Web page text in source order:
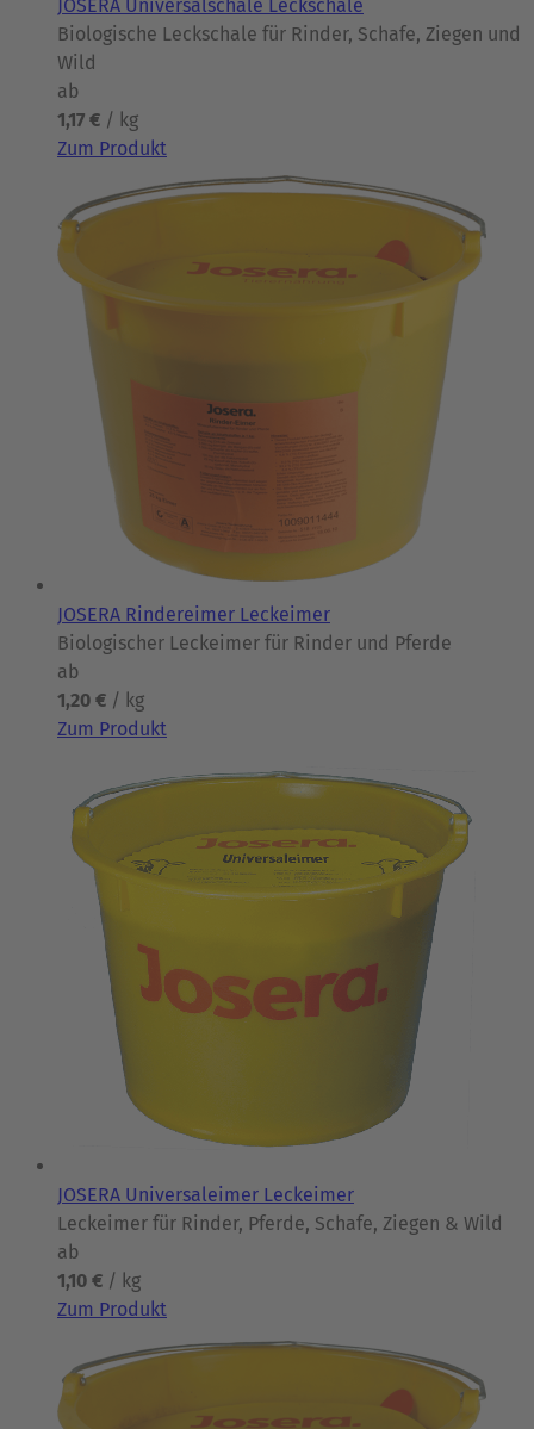
JOSERA Universalschale Leckschale
Biologische Leckschale für Rinder, Schafe, Ziegen und
Wild
ab
1,17 € / kg
Zum Produkt
JOSERA Rindereimer Leckeimer
Biologischer Leckeimer für Rinder und Pferde
ab
1,20 € / kg
Zum Produkt
JOSERA Universaleimer Leckeimer
Leckeimer für Rinder, Pferde, Schafe, Ziegen & Wild
ab
1,10 € / kg
Zum Produkt